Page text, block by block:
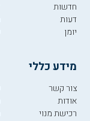
חדשות
דעות
יומן
מידע כללי
צור קשר
אודות
רכישת מנוי